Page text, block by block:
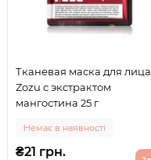
Тканевая маска для лица
Zozu с экстрактом
мангостина 25 г
Немає в наявності
₴21 грн.